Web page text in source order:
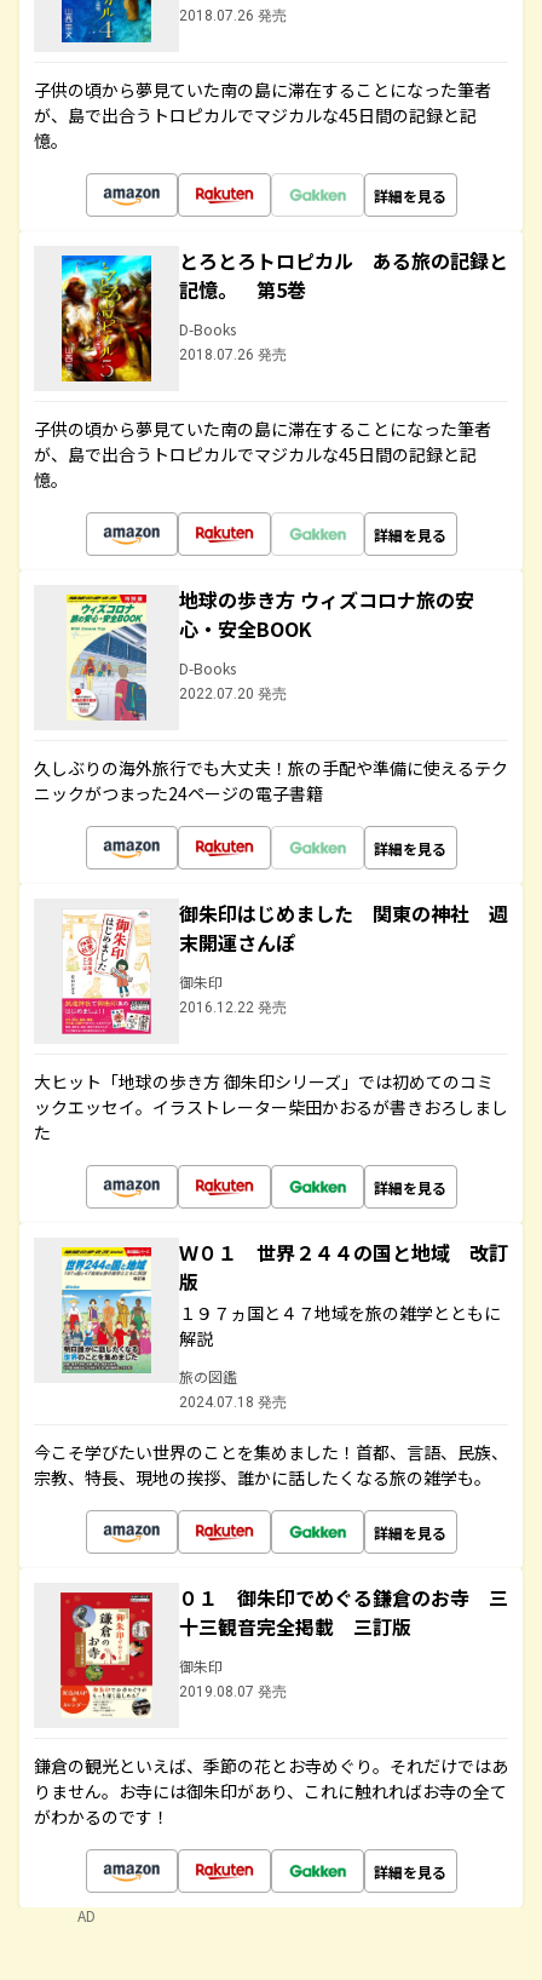
2018.07.26 発売
子供の頃から夢見ていた南の島に滞在することになった筆者
が、島で出合うトロピカルでマジカルな45日間の記録と記
憶。
詳細を見る
とろとろトロピカル ある旅の記録と
記憶。 第5巻
D-Books
2018.07.26 発売
子供の頃から夢見ていた南の島に滞在することになった筆者
が、島で出合うトロピカルでマジカルな45日間の記録と記
憶。
詳細を見る
地球の歩き方 ウィズコロナ旅の安
心・安全BOOK
D-Books
2022.07.20 発売
久しぶりの海外旅行でも大丈夫！旅の手配や準備に使えるテク
ニックがつまった24ページの電子書籍
詳細を見る
御朱印はじめました 関東の神社 週
末開運さんぽ
御朱印
2016.12.22 発売
大ヒット「地球の歩き方 御朱印シリーズ」では初めてのコミ
ックエッセイ。イラストレーター柴田かおるが書きおろしまし
た
詳細を見る
Ｗ０１ 世界２４４の国と地域 改訂
版
１９７ヵ国と４７地域を旅の雑学とともに
解説
旅の図鑑
2024.07.18 発売
今こそ学びたい世界のことを集めました！首都、言語、民族、
宗教、特長、現地の挨拶、誰かに話したくなる旅の雑学も。
詳細を見る
０１ 御朱印でめぐる鎌倉のお寺 三
十三観音完全掲載 三訂版
御朱印
2019.08.07 発売
鎌倉の観光といえば、季節の花とお寺めぐり。それだけではあ
りません。お寺には御朱印があり、これに触れればお寺の全て
がわかるのです！
詳細を見る
AD